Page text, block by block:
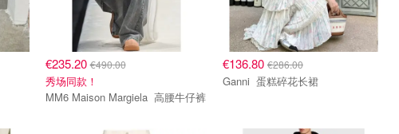
€235.20€490.00
秀场同款！
MM6 Maison Margiela 高腰牛仔裤
€136.80 €286.00
Ganni 蛋糕碎花长裙